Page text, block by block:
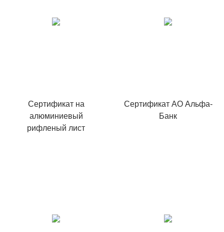
Сертификат на
алюминиевый
рифленый лист
Сертификат АО Альфа-
Банк